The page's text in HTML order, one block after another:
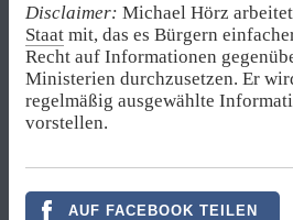
Disclaimer: Michael Hörz
Staat mit, das es Bürgern
Recht auf Informationen
Ministerien durchzusetzen. Er
regelmäßig ausgewählte
vorstellen.
AUF FACEBOOK TEILEN